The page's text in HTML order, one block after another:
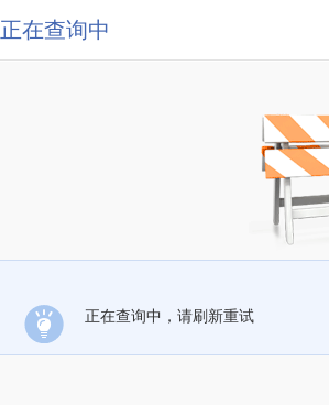
正在查询中
正在查询中，请刷新重试